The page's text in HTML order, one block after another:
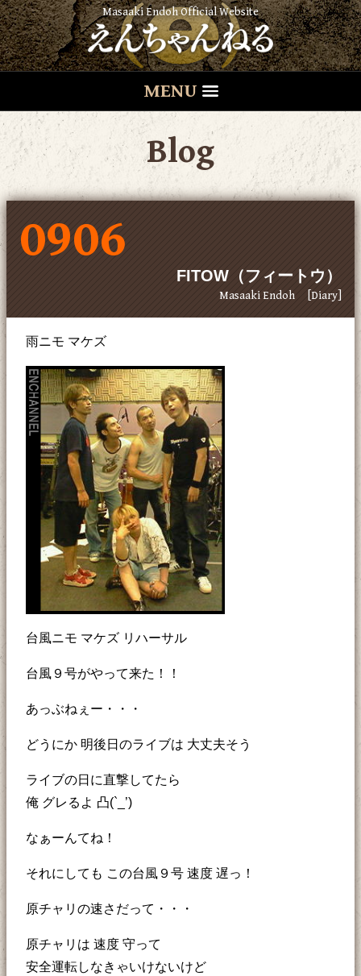
Masaaki Endoh Official Website
MENU
Blog
0906
FITOW（フィートウ）
Masaaki Endoh [Diary]
雨ニモ マケズ
台風ニモ マケズ リハーサル
台風９号がやって来た！！
あっぶねぇー・・・
どうにか 明後日のライブは 大丈夫そう
ライブの日に直撃してたら
俺 グレるよ 凸(`_’)
なぁーんてね！
それにしても この台風９号 速度 遅っ！
原チャリの速さだって・・・
原チャリは 速度 守って
安全運転しなきゃいけないけど